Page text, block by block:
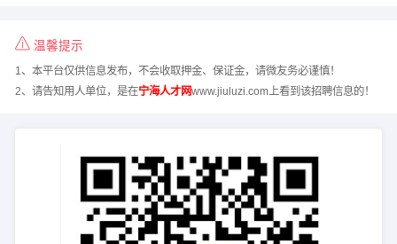
温馨提示
1、本平台仅供信息发布，不会收取押金、保证金，请微友务必谨慎！
2、请告知用人单位，是在宁海人才网www.jiuluzi.com上看到该招聘信息的！